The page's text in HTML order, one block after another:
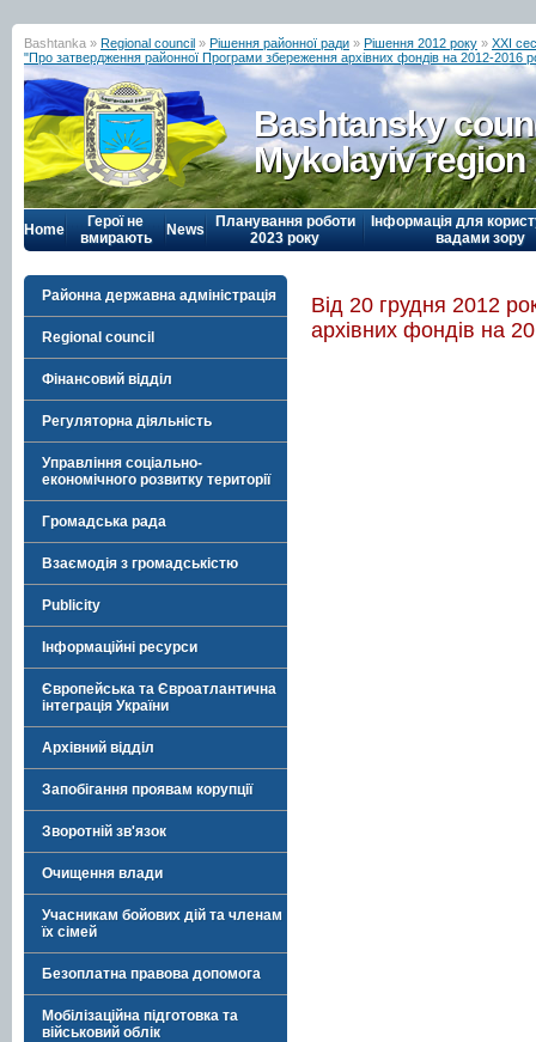
Bashtanka » Regional council » Рішення районної ради » Рішення 2012 року » ХХІ
"Про затвердження районної Програми збереження архівних фондів на 2012-2016
Bashtansky
Mykolayiv region
Home
Герої не
вмирають
News
Планування роботи
2023 року
Інформація для
вадами зору
Районна державна адміністрація
Regional council
Фінансовий відділ
Регуляторна діяльність
Управління соціально-
економічного розвитку території
Громадська рада
Взаємодія з громадськістю
Publicity
Інформаційні ресурси
Європейська та Євроатлантична
інтеграція України
Архівний відділ
Запобігання проявам корупції
Зворотній зв'язок
Очищення влади
Учасникам бойових дій та членам
їх сімей
Безоплатна правова допомога
Мобілізаційна підготовка та
військовий облік
Від 20 грудня 2012
архівних фондів на